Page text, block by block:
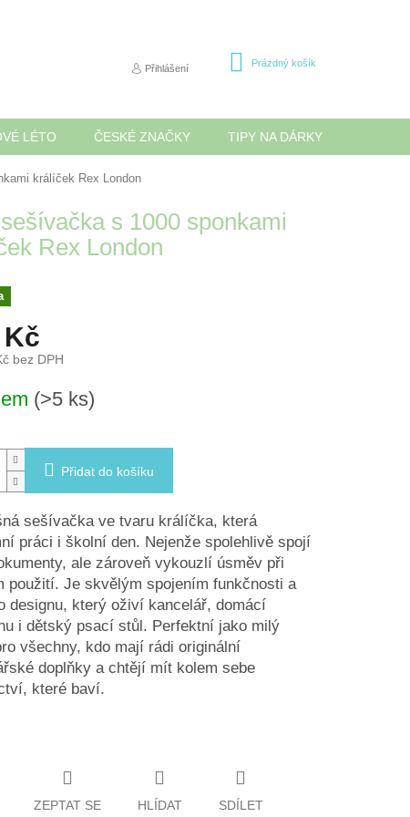
Přihlášení
NÁKUPNÍ
Prázdný košík
LÉTO ČESKÉ ZNAČKY TIPY NA DÁRKY
králíček Rex London
s 1000 sponkami
Rex London
Kč
bez DPH
(>5 ks)
Přidat do košíku
sešívačka ve tvaru králíčka, která
práci i školní den. Nejenže spolehlivě spojí
ale zároveň vykouzlí úsměv při
použití. Je skvělým spojením funkčnosti a
designu, který oživí kancelář, domácí
i dětský psací stůl. Perfektní jako milý
všechny, kdo mají rádi originální
doplňky a chtějí mít kolem sebe
které baví.
ZEPTAT SE HLÍDAT SDÍLET